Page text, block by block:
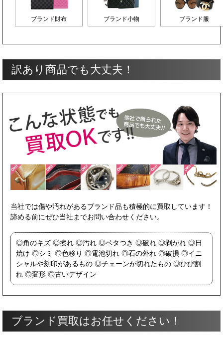
ブランド財布 ブランド小物 ブランド服
訳あり商品でも大丈夫！
当社では傷や汚れがあるブランド品も積極的に買取しています！
諦める前にぜひ当社までお問い合わせください。
角のキズ 擦れ 汚れ ベタつき 破れ 剥がれ
日
焼け
シミ 色移り 電池切れ 石の外れ 破損
イニ
シャルや刻印があるもの
チェーンが切れたもの
ひび割
れ
変形 古いデザイン
ブランド買取はお任せください！